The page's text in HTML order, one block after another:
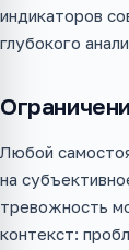
индикаторов
глубокого
Любой
на
тревожность
контекст: